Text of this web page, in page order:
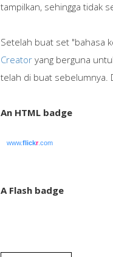
tampilkan, sehingga tidak
Setelah buat set "bahasa
Creator yang berguna
telah di buat sebelumnya.
An HTML badge
www.flickr.com
A Flash badge